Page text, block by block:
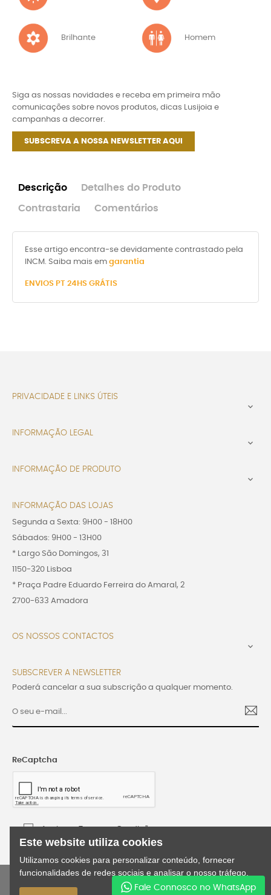
Brilhante Homem
Siga as nossas novidades e receba em primeira mão
comunicações sobre novos produtos, dicas Lusijoia e
campanhas a decorrer.
SUBSCREVA A NOSSA NEWSLETTER AQUI
Descrição Detalhes do Produto
Contrastaria Comentários
Esse artigo encontra-se devidamente contrastado pela
INCM. Saiba mais em garantia
ENVIOS PT 24HS GRÁTIS
PRIVACIDADE E LINKS ÚTEIS

INFORMAÇÃO LEGAL

INFORMAÇÃO DE PRODUTO

INFORMAÇÃO DAS LOJAS
Segunda a Sexta: 9H00 - 18H00
Sábados: 9H00 - 13H00
* Largo São Domingos, 31
1150-320 Lisboa
* Praça Padre Eduardo Ferreira do Amaral, 2
2700-633 Amadora
OS NOSSOS CONTACTOS

SUBSCREVER A NEWSLETTER
Poderá cancelar a sua subscrição a qualquer momento.
ReCaptcha
©2024 Lusijoia | Todos os direitos reservados |
Este website utiliza cookies
Utilizamos cookies para personalizar conteúdo, fornecer
funcionalidades de redes sociais e analisar o nosso tráfego.
Fale Connosco no WhatsApp